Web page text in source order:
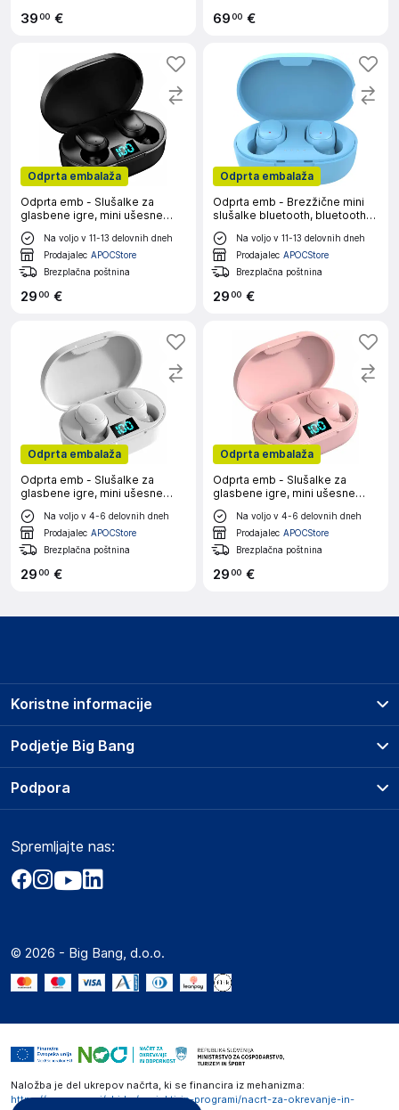
3900 € 6900 €
Odprta embalaža
Odprta emb - Slušalke za
glasbene igre, mini ušesne
slušalke in etui za polnjenje,
športne slušalke
Na voljo v 11-13 delovnih dneh
Prodajalec APOCStore
Brezplačna poštnina
2900 €
Odprta embalaža
Odprta emb - Brezžične mini
slušalke bluetooth, bluetooth
slušalke za zmanjšanje hrupa
Na voljo v 11-13 delovnih dneh
Prodajalec APOCStore
Brezplačna poštnina
2900 €
Odprta embalaža
Odprta emb - Slušalke za
glasbene igre, mini ušesne
slušalke in etui za polnjenje,
športne slušalke
Na voljo v 4-6 delovnih dneh
Prodajalec APOCStore
Brezplačna poštnina
2900 €
Odprta embalaža
Odprta emb - Slušalke za
glasbene igre, mini ušesne
slušalke in etui za polnjenje,
športne slušalke
Na voljo v 4-6 delovnih dneh
Prodajalec APOCStore
Brezplačna poštnina
2900 €
Podjetje Big Bang
O podjetju
Obvestila za javnost
Akt o digitalnih storitvah
Marketplace za partnerje
Novosti
Koristne informacije
Prodajna mesta
Storitve
Dostava, vnos in odvoz
Zavarovanje izdelkov
Podpora
Marketplace
Kako oddati naročilo?
Spremljajte nas:
© 2026 - Big Bang, d.o.o.
Naložba je del ukrepov načrta, ki se financira iz mehanizma:
https://www.gov.si/zbirke/projekti-in-programi/nacrt-za-okrevanje-in-